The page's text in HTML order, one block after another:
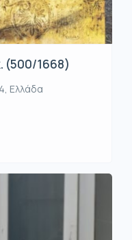
(500/1668)
Ελλάδα